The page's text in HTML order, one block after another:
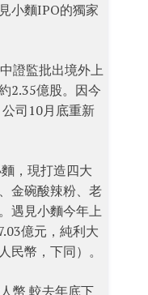
小麵IPO的獨家
證監批出境外上
2.35億股。因今
司10月底重新
，現打造四大
金碗酸辣粉、老
遇見小麵今年上
億元，純利大
民幣，下同）。
幣 較去年底下